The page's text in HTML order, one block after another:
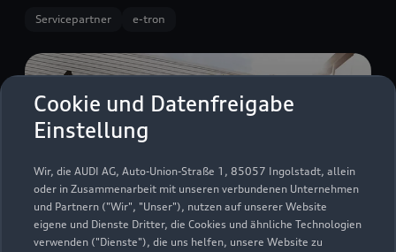
Cookie und Datenfreigabe
Einstellung
Wir, die AUDI AG, Auto-Union-Straße 1, 85057 Ingolstadt, allein
oder in Zusammenarbeit mit unseren verbundenen Unternehmen
und Partnern ("Wir", "Unser"), nutzen auf unserer Website
eigene und Dienste Dritter, die Cookies und ähnliche Technologien
verwenden ("Dienste"), die uns helfen, unsere Website zu
Servicepartner e-tron